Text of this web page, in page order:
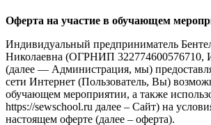
Оферта на участие в обучающем
Индивидуальный предприниматель
Николаевна (ОГРНИП 322774600576710,
(далее — Администрация, мы)
сети Интернет (Пользователь, Вы)
обучающем мероприятии, а также
https://sewschool.ru далее – Сайт) на
настоящем оферте (далее – оферта).